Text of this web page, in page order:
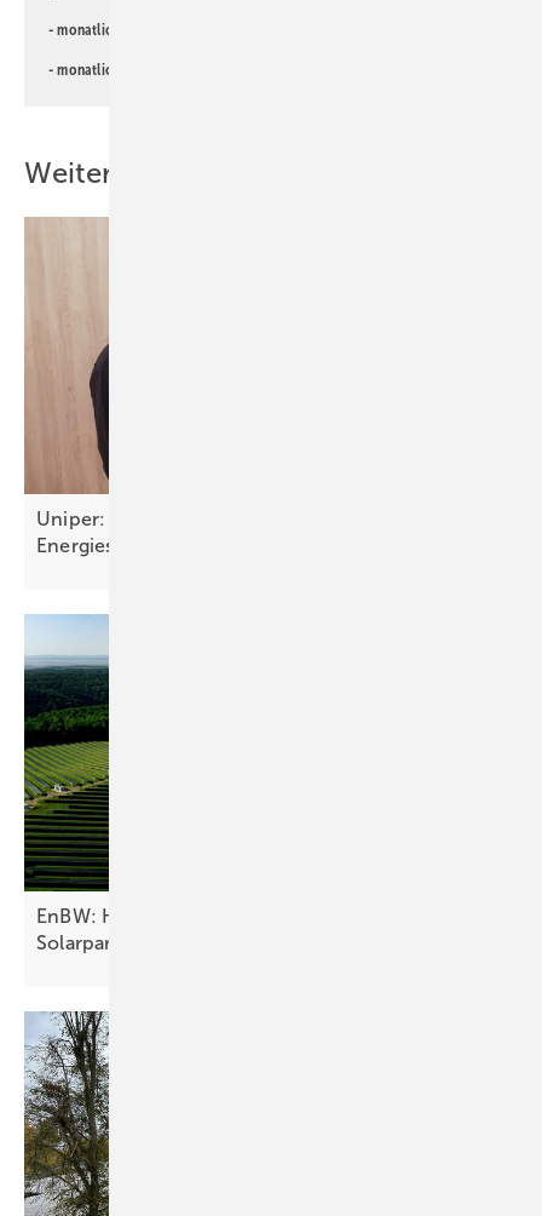
- monatlicher
- monatlicher
Weitere Inhalte
Uniper: „Unsere Stärke ist die Integration ins
Energiesystem“
EnBW: Hybridspeicher und Windkraft ergänzen
Solarpark in